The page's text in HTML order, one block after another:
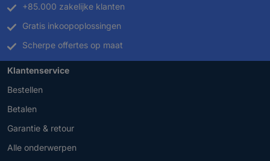
+85.000 zakelijke klanten
Gratis inkoopoplossingen
Scherpe offertes op maat
Klantenservice
Bestellen
Betalen
Garantie & retour
Alle onderwerpen